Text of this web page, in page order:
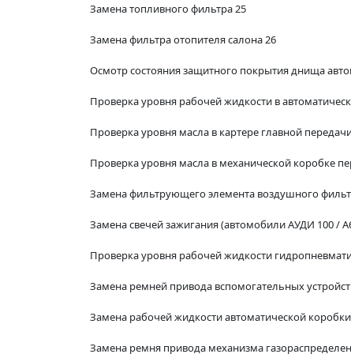
Замена топливного фильтра 25
Замена фильтра отопителя салона 26
Осмотр состояния защитного покрытия днища
Проверка уровня рабочей жидкости в
Проверка уровня масла в картере главной
Проверка уровня масла в механической коробке
Замена фильтрующего элемента воздушного
Замена свечей зажигания (автомобили АУДИ 100 /
Проверка уровня рабочей жидкости
Замена ремней привода вспомогательных
Замена рабочей жидкости автоматической
Замена ремня привода механизма